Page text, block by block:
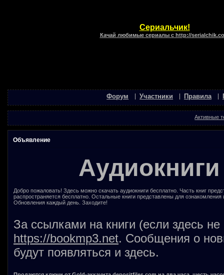
Сериальчик!
Качай любимые сериалы с http://
Форум Участники Правила
Активные
Объявление
Добро пожаловать! Здесь можно скачать аудиокниги бесплатно. Часть книг
распространяется бесплатно. Остальные книги представлены для
Обновления каждый день. Заходите!
За ссылками на книги (если здесь
https://bookmp3.net. Сообщения о
будут появляться и здесь.